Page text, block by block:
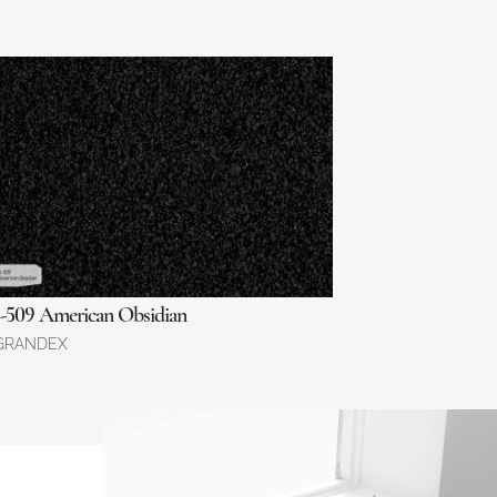
509 American Obsidian